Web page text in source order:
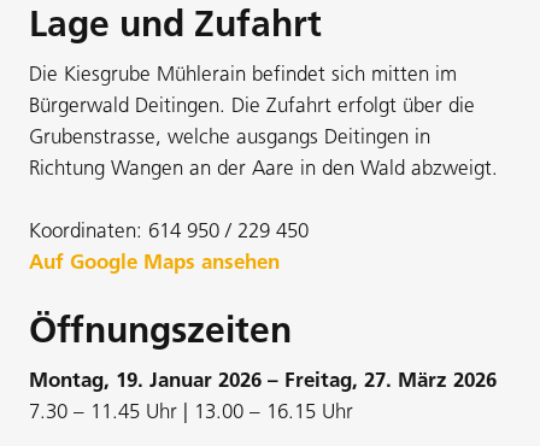
Lage und Zufahrt
Die Kiesgrube Mühlerain befindet sich mitten im
Bürgerwald Deitingen. Die Zufahrt erfolgt über die
Grubenstrasse, welche ausgangs Deitingen in
Richtung Wangen an der Aare in den Wald abzweigt.
Koordinaten: 614 950 / 229 450
Auf Google Maps ansehen
Öffnungszeiten
Montag, 19. Januar 2026 – Freitag, 27. März 2026
7.30 – 11.45 Uhr | 13.00 – 16.15 Uhr